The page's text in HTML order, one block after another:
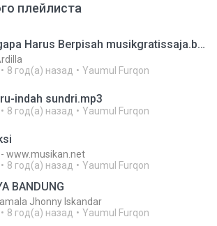
плейлиста
Mengapa Harus Berpisah musikgratissaja.blogspot.com
8 год(а) назад Yaumul Furqon
indah sundri.mp3
8 год(а) назад Yaumul Furqon
- www.musikan.net
8 год(а) назад Yaumul Furqon
BANDUNG
Jhonny Iskandar
8 год(а) назад Yaumul Furqon